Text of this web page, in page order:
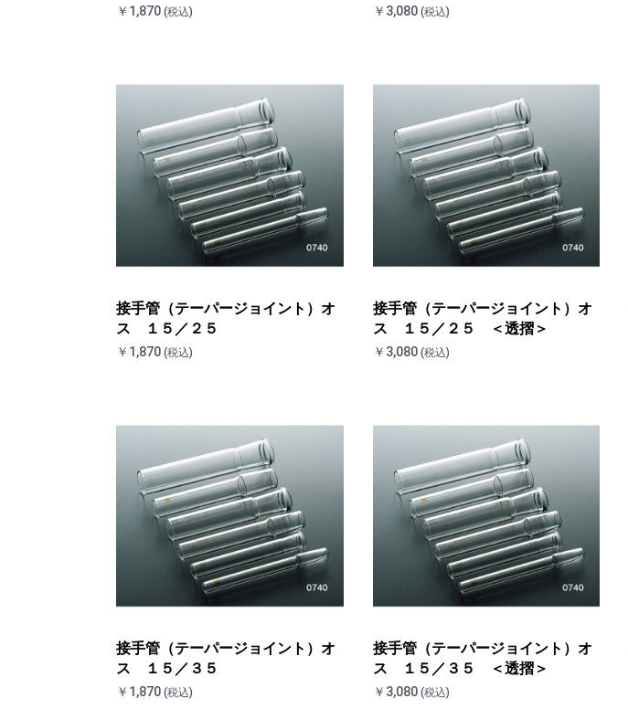
￥1,870 (税込) ￥3,080 (税込)
接手管（テーパージョイント）オ
ス １５／２５
￥1,870 (税込)
接手管（テーパージョイント）オ
ス １５／２５ ＜透摺＞
￥3,080 (税込)
接手管（テーパージョイント）オ
ス １５／３５
￥1,870 (税込)
接手管（テーパージョイント）オ
ス １５／３５ ＜透摺＞
￥3,080 (税込)